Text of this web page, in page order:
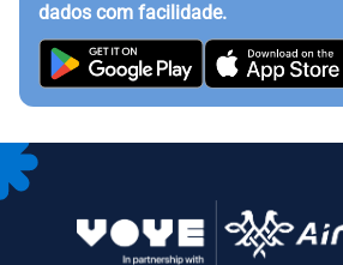
dados com facilidade.